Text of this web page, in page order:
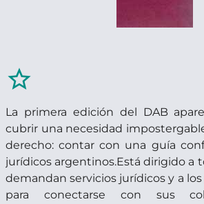
star_border
La primera edición del DAB
cubrir una necesidad
derecho: contar con una guía
jurídicos argentinos.Está dirigido a
demandan servicios jurídicos y a
para conectarse con sus